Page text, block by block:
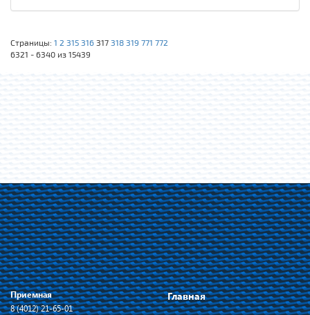
Страницы: 1 2 315 316 317 318 319 771 772
6321 - 6340 из 15439
Приемная
8 (4012) 21-65-01
Главная